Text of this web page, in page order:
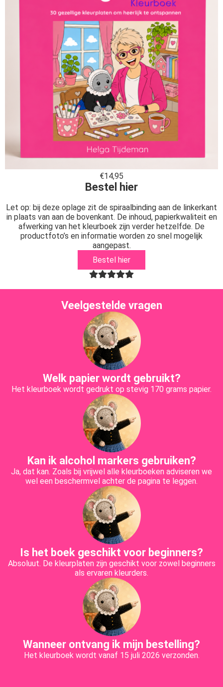
€14,95
Bestel hier
Let op: bij deze oplage zit de spiraalbinding aan de linkerkant
in plaats van aan de bovenkant. De inhoud, papierkwaliteit en
afwerking van het kleurboek zijn verder hetzelfde. De
productfoto’s en informatie worden zo snel mogelijk
aangepast.
Bestel hier
Veelgestelde vragen
Welk papier wordt gebruikt?
Het kleurboek wordt gedrukt op stevig 170 grams papier.
Kan ik alcohol markers gebruiken?
Ja, dat kan. Zoals bij vrijwel alle kleurboeken adviseren we
wel een beschermvel achter de pagina te leggen.
Is het boek geschikt voor beginners?
Absoluut. De kleurplaten zijn geschikt voor zowel beginners
als ervaren kleurders.
Wanneer ontvang ik mijn bestelling?
Het kleurboek wordt vanaf 15 juli 2026 verzonden.